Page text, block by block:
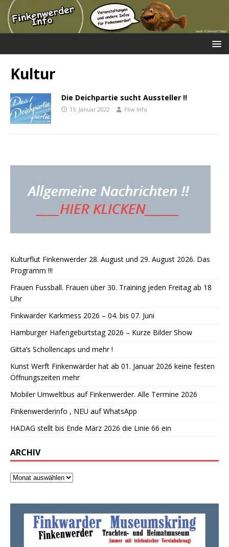
Kultur
Die Deichpartie sucht Aussteller !!
15. Januar 2022 Fkw Info
Kulturflut Finkenwerder 28. August und 29. August 2026. Das
Programm !!!
Frauen Fussball. Frauen über 30. Training jeden Freitag ab 18
Uhr
Finkwarder Karkmess 2026 – 04. bis 07. Juni
Hamburger Hafengeburtstag 2026 – Kurze Bilder Show
Gitta’s Schollencaps und mehr !
Kunst Werft Finkenwärder hat ab 01. Januar 2026 keine festen
Öffnungszeiten mehr
Mobiler Umweltbus auf Finkenwerder. Alle Termine 2026
Finkenwerderinfo , NEU auf WhatsApp
HADAG stellt bis Ende März 2026 die Linie 66 ein
ARCHIV